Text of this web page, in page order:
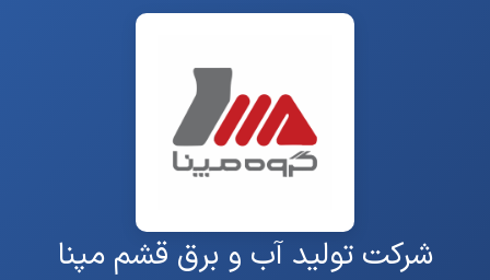
شرکت تولید آب و برق قشم مپنا